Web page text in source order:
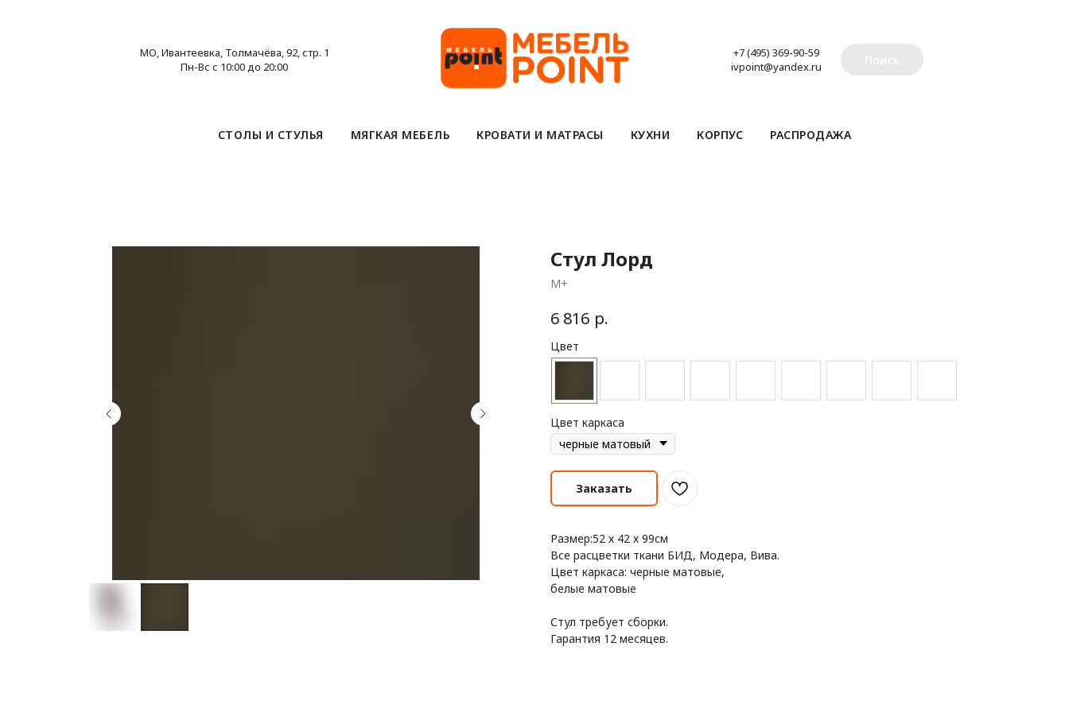
МО, Ивантеевка, Толмачёва, 92, стр. 1
Пн-Вс с 10:00 до 20:00
+7 (495) 369-90-59
ivpoint@yandex.ru
СТОЛЫ И СТУЛЬЯ МЯГКАЯ МЕБЕЛЬ КРОВАТИ И МАТРАСЫ КУХНИ КОРПУС РАСПРОДАЖА
Стул Лорд
М+
6 816 р.
Цвет
Цвет каркаса
Заказать
Размер:52 х 42 х 99см
Все расцветки ткани БИД, Модера, Вива.
Цвет каркаса: черные матовые,
белые матовые
Стул требует сборки.
Гарантия 12 месяцев.